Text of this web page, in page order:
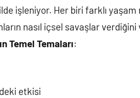
işleniyor. Her biri farklı
nasıl içsel savaşlar
Temel Temaları:
etkisi